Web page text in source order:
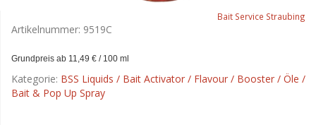
Bait Service Straubing
Artikelnummer: 9519C
Grundpreis ab 11,49 € / 100 ml
Kategorie: BSS Liquids / Bait Activator / Flavour / Booster / Öle /
Bait & Pop Up Spray